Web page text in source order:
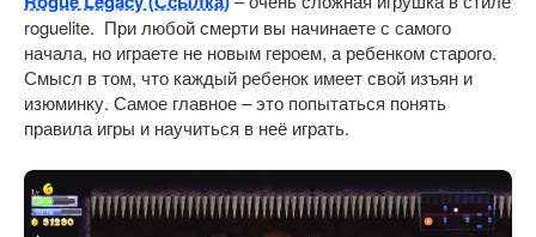
roguelite. При любой смерти вы начинаете с самого
начала, но играете не новым героем, а ребенком старого.
Смысл в том, что каждый ребенок имеет свой изъян и
изюминку. Самое главное – это попытаться понять
правила игры и научиться в неё играть.